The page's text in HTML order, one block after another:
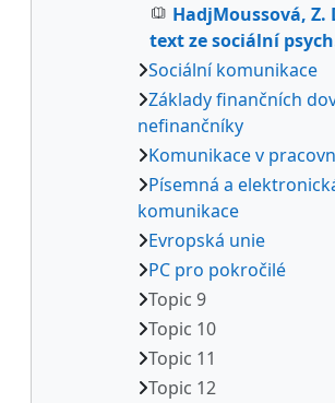
HadjMoussová,
text ze sociální
Sociální komunikace
Základy finančních
nefinančníky
Komunikace v
Písemná a
komunikace
Evropská unie
PC pro pokročilé
Topic 9
Topic 10
Topic 11
Topic 12